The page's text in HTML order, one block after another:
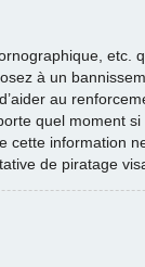
etc.
à un
au
quel moment
information
de piratage